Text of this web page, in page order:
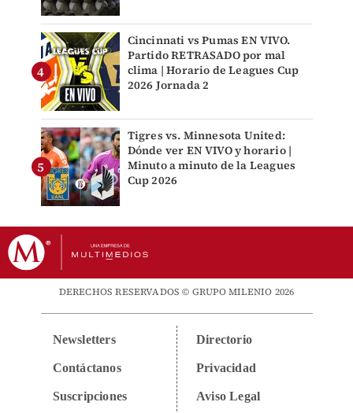
Cincinnati vs Pumas EN VIVO.
Partido RETRASADO por mal
clima | Horario de Leagues Cup
2026 Jornada 2
Tigres vs. Minnesota United:
Dónde ver EN VIVO y horario |
Minuto a minuto de la Leagues
Cup 2026
DERECHOS RESERVADOS © GRUPO MILENIO 2026
Newsletters
Contáctanos
Suscripciones
Directorio
Privacidad
Aviso Legal